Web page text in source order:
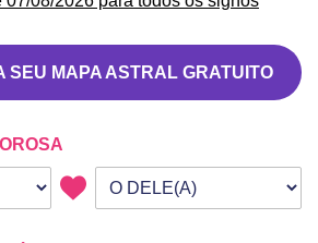
SEU MAPA ASTRAL GRATUITO